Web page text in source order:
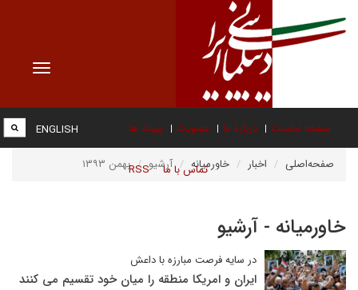
Toggle
صفحه نخست درباره ما عضویت پیوند ها
تماس با ما RSS
ENGLISH
صفحه‌اصلی اخبار خاورمیانه آرشیو بهمن ۱۳۹۳
خاورمیانه - آرشیو
در سایه فرصت مبارزه با داعش
ایران و امریکا منطقه را میان خود تقسیم می کنند